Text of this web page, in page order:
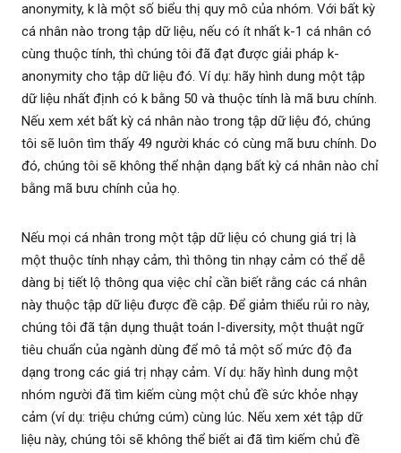
anonymity, k là một số biểu thị quy mô của nhóm. Với bất kỳ
cá nhân nào trong tập dữ liệu, nếu có ít nhất k-1 cá nhân có
cùng thuộc tính, thì chúng tôi đã đạt được giải pháp k-
anonymity cho tập dữ liệu đó. Ví dụ: hãy hình dung một tập
dữ liệu nhất định có k bằng 50 và thuộc tính là mã bưu chính.
Nếu xem xét bất kỳ cá nhân nào trong tập dữ liệu đó, chúng
tôi sẽ luôn tìm thấy 49 người khác có cùng mã bưu chính. Do
đó, chúng tôi sẽ không thể nhận dạng bất kỳ cá nhân nào chỉ
bằng mã bưu chính của họ.
Nếu mọi cá nhân trong một tập dữ liệu có chung giá trị là
một thuộc tính nhạy cảm, thì thông tin nhạy cảm có thể dễ
dàng bị tiết lộ thông qua việc chỉ cần biết rằng các cá nhân
này thuộc tập dữ liệu được đề cập. Để giảm thiểu rủi ro này,
chúng tôi đã tận dụng thuật toán l-diversity, một thuật ngữ
tiêu chuẩn của ngành dùng để mô tả một số mức độ đa
dạng trong các giá trị nhạy cảm. Ví dụ: hãy hình dung một
nhóm người đã tìm kiếm cùng một chủ đề sức khỏe nhạy
cảm (ví dụ: triệu chứng cúm) cùng lúc. Nếu xem xét tập dữ
liệu này, chúng tôi sẽ không thể biết ai đã tìm kiếm chủ đề